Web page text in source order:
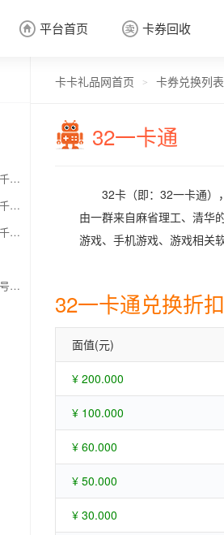
 平台首页  卡券回收
 卡券回收
32一卡通兑换移动充值卡（面值千万别选错）
32一卡通兑换联通充值卡（面值千万别选错）
32一卡通兑换电信充值卡（面值千万别选错）
32一卡通兑换中石化加油卡无卡号（面值千万别选错）
卡卡礼品网首页 > 卡券兑换列表
32一卡通
32卡（即：32一卡通）
由一群来自麻省理工、清华
游戏、手机游戏、游戏相关
32一卡通兑换折
面值(元)
¥ 200.000
¥ 100.000
¥ 60.000
¥ 50.000
¥ 30.000